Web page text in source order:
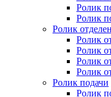
Ролик
Ролик
Ролик
Ролик
Ролик
Ролик
Ролик
Ролик подачи
Ролик